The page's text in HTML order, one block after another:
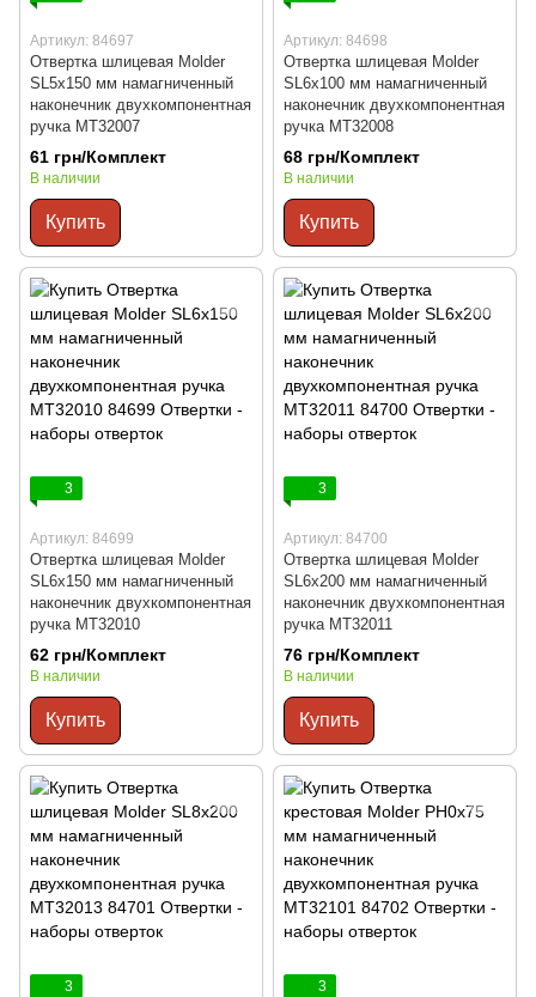
Артикул: 84697
Отвертка шлицевая Molder
SL5x150 мм намагниченный
наконечник двухкомпонентная
ручка MT32007
61 грн/Комплект
В наличии
Купить
Артикул: 84698
Отвертка шлицевая Molder
SL6x100 мм намагниченный
наконечник двухкомпонентная
ручка MT32008
68 грн/Комплект
В наличии
Купить
3
Артикул: 84699
Отвертка шлицевая Molder
SL6x150 мм намагниченный
наконечник двухкомпонентная
ручка MT32010
62 грн/Комплект
В наличии
Купить
3
Артикул: 84700
Отвертка шлицевая Molder
SL6x200 мм намагниченный
наконечник двухкомпонентная
ручка MT32011
76 грн/Комплект
В наличии
Купить
3 3